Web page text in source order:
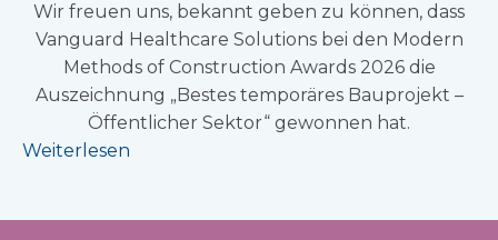
Wir freuen uns, bekannt geben zu können, dass
Vanguard Healthcare Solutions bei den Modern
Methods of Construction Awards 2026 die
Auszeichnung „Bestes temporäres Bauprojekt –
Öffentlicher Sektor“ gewonnen hat.
Weiterlesen